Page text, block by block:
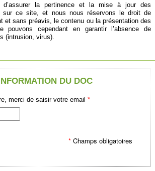
d’assurer la pertinence et la mise à jour des
sur ce site, et nous nous réservons le droit de
et sans préavis, le contenu ou la présentation des
pouvons cependant en garantir l’absence de
(intrusion, virus).
DU DOC
merci de saisir votre email *
* Champs obligatoires